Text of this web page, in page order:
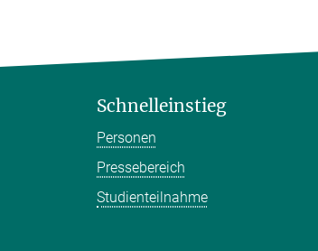
Schnelleinstieg
Personen
Pressebereich
Studienteilnahme